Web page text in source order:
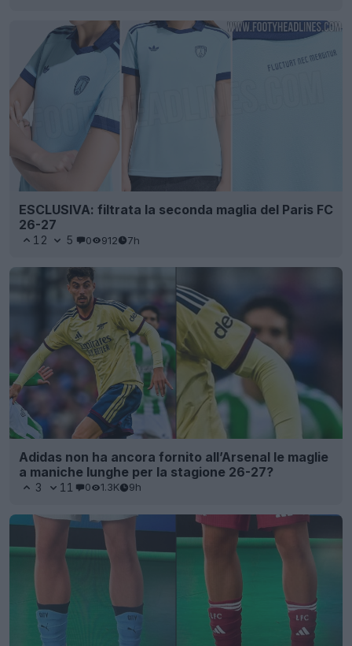
ESCLUSIVA: filtrata la seconda maglia del Paris FC
26-27
12 5 0 912 7h
Adidas non ha ancora fornito all’Arsenal le maglie
a maniche lunghe per la stagione 26-27?
3 11 0 1.3K 9h